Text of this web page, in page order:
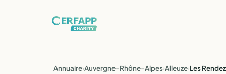
Annuaire›Auvergne-Rhône-Alpes›Alleuze›Les